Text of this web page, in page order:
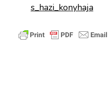
s_hazi_konyhaja